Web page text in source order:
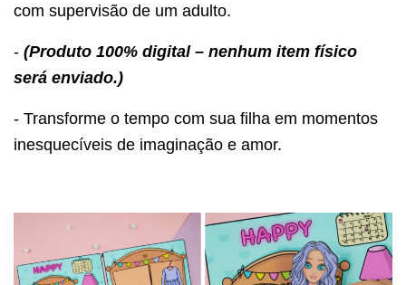
com supervisão de um adulto.
- (Produto 100% digital – nenhum item físico
será enviado.)
- Transforme o tempo com sua filha em momentos
inesquecíveis de imaginação e amor.